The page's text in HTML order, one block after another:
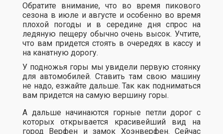
Обратите внимание, что во время пикового
сезона в июле и августе и особенно во время
плохой погоды и в середине дня спрос на
ледяную пещеру обычно очень высок. Учтите,
что вам придется стоять в очередях в кассу и
на канатную дорогу.
У подножья горы мы увидели первую стоянку
для автомобилей. Ставить там свою машину
не надо, езжайте дальше. Так как подниматься
вам придется на самую вершину горы.
А дальше начинаются горные петли дорог с
которых открывается красивейший вид на
город Верфен и замок Хоэнверфен. Сейчас